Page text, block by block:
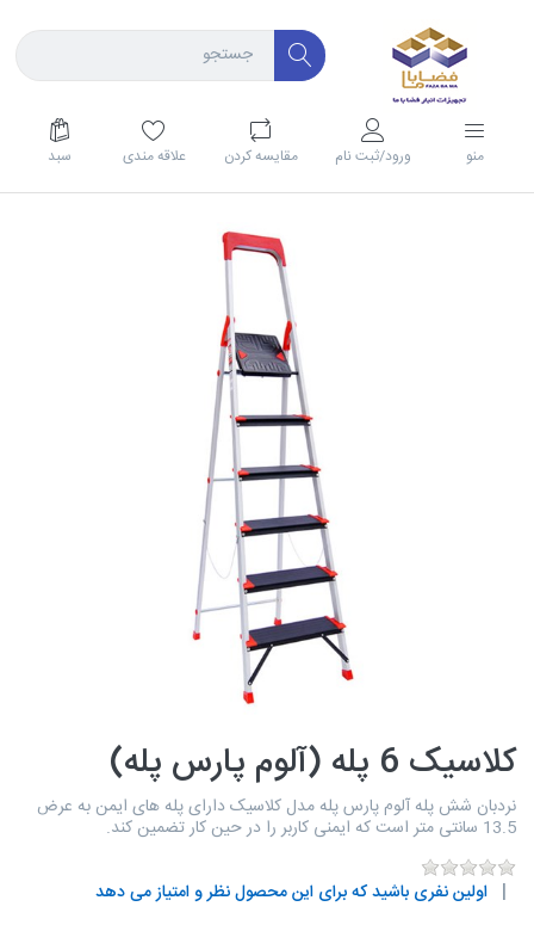
منو ورود/ثبت نام مقايسه كردن علاقه مندی سبد
کلاسیک 6 پله (آلوم پارس پله)
نردبان شش پله آلوم پارس پله مدل کلاسیک دارای پله های ایمن به عرض
13.5 سانتی متر است که ایمنی کاربر را در حین کار تضمین کند.
اولین نفری باشید که برای این محصول نظر و امتیاز می دهد